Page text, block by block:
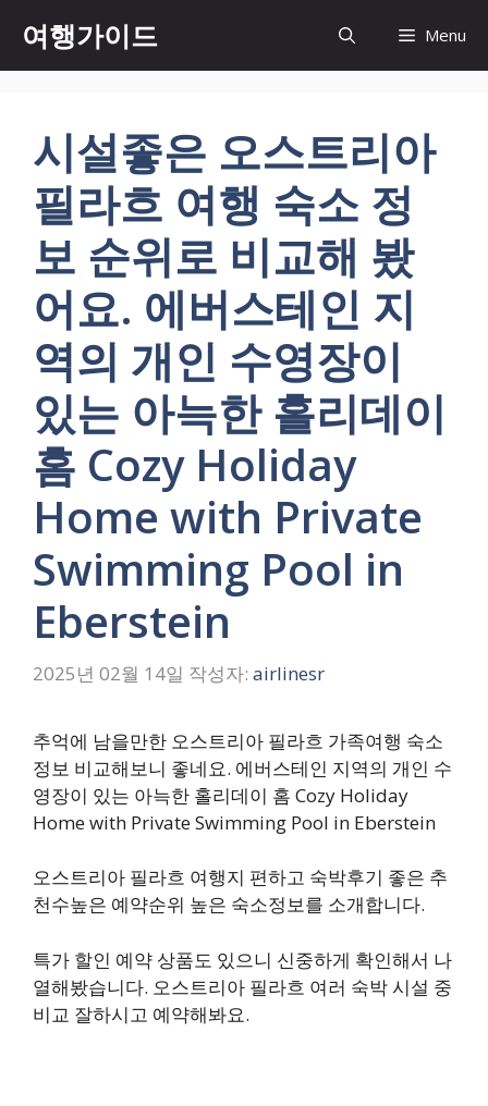
츠
여행가이드 Menu
시설좋은 오스트리아
필라흐 여행 숙소 정
보 순위로 비교해 봤
어요. 에버스테인 지
역의 개인 수영장이
있는 아늑한 홀리데이
홈 Cozy Holiday
Home with Private
Swimming Pool in
Eberstein
2025년 02월 14일 작성자: airlinesr
추억에 남을만한 오스트리아 필라흐 가족여행 숙소
정보 비교해보니 좋네요. 에버스테인 지역의 개인 수
영장이 있는 아늑한 홀리데이 홈 Cozy Holiday
Home with Private Swimming Pool in Eberstein
오스트리아 필라흐 여행지 편하고 숙박후기 좋은 추
천수높은 예약순위 높은 숙소정보를 소개합니다.
특가 할인 예약 상품도 있으니 신중하게 확인해서 나
열해봤습니다. 오스트리아 필라흐 여러 숙박 시설 중
비교 잘하시고 예약해봐요.